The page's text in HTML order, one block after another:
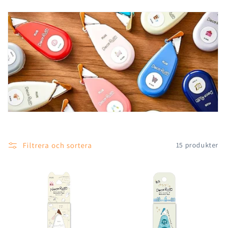
t
s
e
r
i
e
Filtrera och sortera 15 produkter